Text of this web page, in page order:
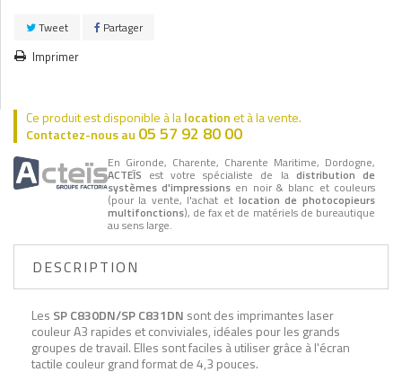
Tweet Partager
Imprimer
Ce produit est disponible à lalocationet à la vente.
Contactez-nous au 05 57 92 80 00
En Gironde, Charente, Charente Maritime, Dordogne,
ACTEÏS est votre spécialiste de la distribution de
systèmes d'impressionsen noir & blanc et couleurs
(pour la vente, l'achat et location de photocopieurs
multifonctions), de fax et de matériels de bureautique
au sens large.
DESCRIPTION
Les SP C830DN/SP C831DN sont des imprimantes laser
couleur A3 rapides et conviviales, idéales pour les grands
groupes de travail. Elles sont faciles à utiliser grâce à l'écran
tactile couleur grand format de 4,3 pouces.